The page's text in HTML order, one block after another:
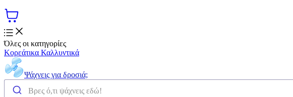
Όλες οι κατηγορίες
Κορεάτικα Καλλυντικά
Ψάχνεις για δροσιά;